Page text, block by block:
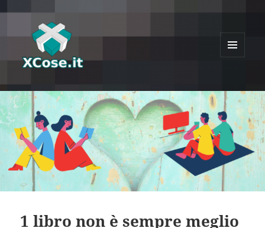
XCose
1 libro non è sempre meglio